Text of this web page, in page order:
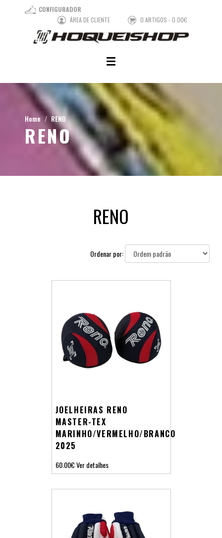
CONFIGURADOR
ÁREA DE CLIENTE
0 ARTIGOS - 0.00€
Home RENO
RENO
RENO
Ordenar por:
JOELHEIRAS RENO
MASTER-TEX
MARINHO/VERMELHO/BRANCO
2025
60.00€Ver detalhes